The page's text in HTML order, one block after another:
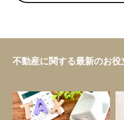
不動産に関する最新のお役